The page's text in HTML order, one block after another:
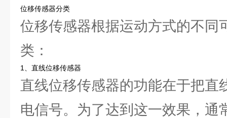
位移传感器分类
位移传感器根据运动方式的不同
类：
1、直线位移传感器
直线位移传感器的功能在于把直
电信号。为了达到这一效果，通